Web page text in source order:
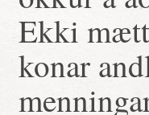
Ekki
konar